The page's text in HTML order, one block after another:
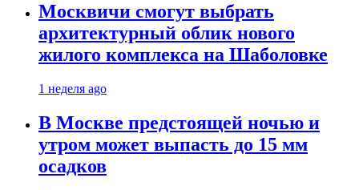
Москвичи смогут выбрать
архитектурный облик нового
жилого комплекса на Шаболовке
1 неделя ago
В Москве предстоящей ночью и
утром может выпасть до 15 мм
осадков